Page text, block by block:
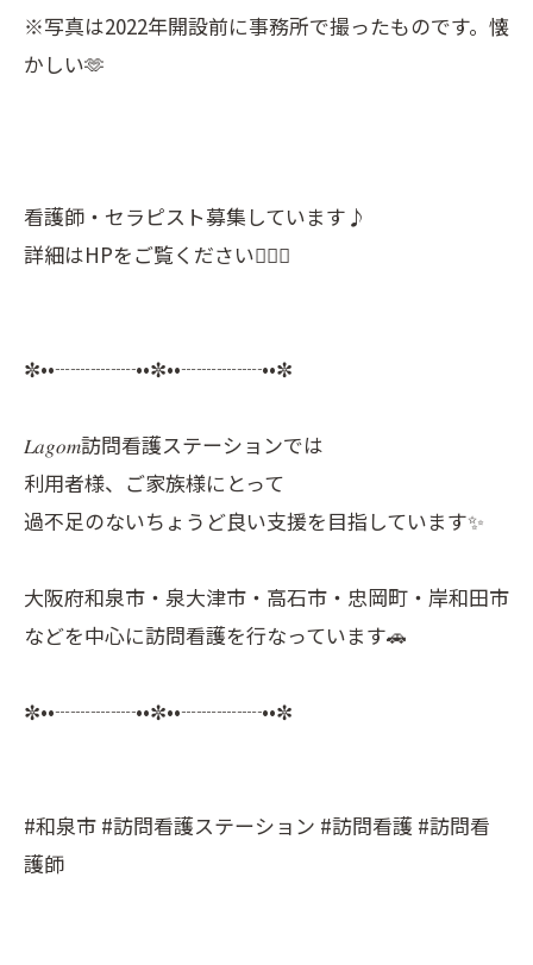
※写真は2022年開設前に事務所で撮ったものです。懐
かしい🫶
看護師・セラピスト募集しています♪
詳細はHPをご覧ください💁🏻‍♀️
✼••┈┈┈┈••✼••┈┈┈┈••✼
𝐿𝑎𝑔𝑜𝑚訪問看護ステーションでは
利用者様、ご家族様にとって
過不足のないちょうど良い支援を目指しています✨
大阪府和泉市・泉大津市・高石市・忠岡町・岸和田市
などを中心に訪問看護を行なっています🚗
✼••┈┈┈┈••✼••┈┈┈┈••✼
#和泉市 #訪問看護ステーション #訪問看護 #訪問看
護師